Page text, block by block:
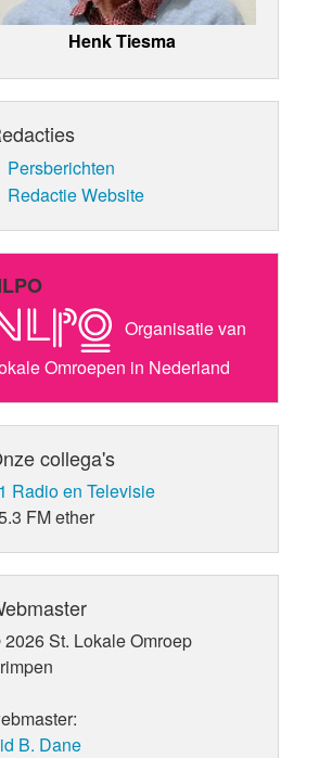
Henk Tiesma
Persberichten
Redactie Website
Organisatie van
Omroepen in Nederland
collega's
Radio en Televisie
FM ether
St. Lokale Omroep
B. Dane